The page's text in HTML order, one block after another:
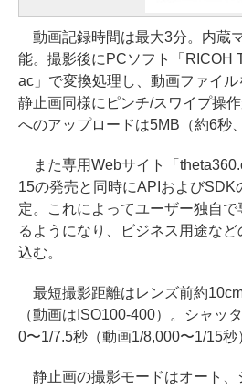
動画記録時間は最大3分。内蔵
能。撮影後にPCソフト「RICOH
ac」で変換処理し、動画ファイ
静止画同様にピンチ/スワイプ操
へのアップロードは5MB（約6秒
また専用Webサイト「
15の発売と同時にAPIおよびSDK
定。これによってユーザー独自で
るようになり、ビジネス用途な
込む。
最短撮影距離はレンズ前約
（動画はISO100-400）。シャッ
0〜1/7.5秒（動画1/8,000〜1/15秒
静止画の撮影モードはオート、